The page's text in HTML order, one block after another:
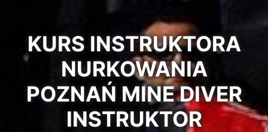
KURS INSTRUKTORA
NURKOWANIA
POZNAŃ MINE DIVER
INSTRUKTOR